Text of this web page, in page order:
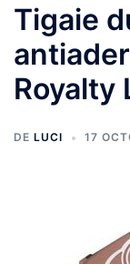
Tigaie
Royalty
DE LUCI 17